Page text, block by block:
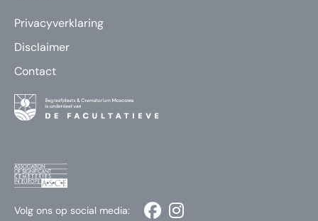
Privacyverklaring
Disclaimer
Contact
Volg ons op social media: